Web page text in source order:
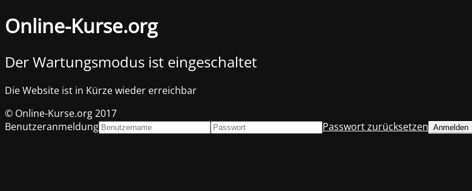
Online-Kurse.org
Der Wartungsmodus ist eingeschaltet
Die Website ist in Kürze wieder erreichbar
© Online-Kurse.org 2017
Benutzeranmeldung
Passwort zurücksetzen